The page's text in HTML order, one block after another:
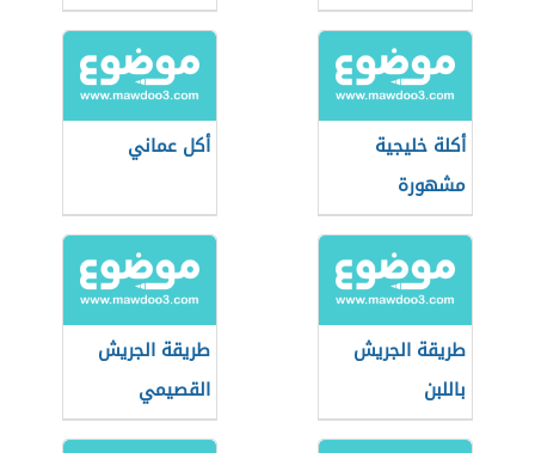
أكلة خليجية
مشهورة
أكل عماني
طريقة الجريش
باللبن
طريقة الجريش
القصيمي